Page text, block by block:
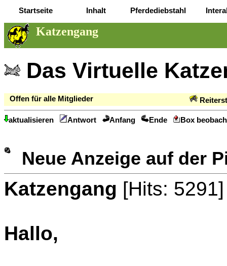
Startseite Inhalt Pferdediebstahl
Katzengang
Das Virtuelle
Offen für alle Mitglieder
aktualisieren Antwort Anfang Ende Box
Neue Anzeige auf der
Katzengang [Hits: 5291]
Hallo,